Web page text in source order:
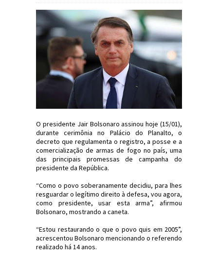
O presidente Jair Bolsonaro assinou hoje (15/01),
durante cerimônia no Palácio do Planalto, o
decreto que regulamenta o registro, a posse e a
comercialização de armas de fogo no país, uma
das principais promessas de campanha do
presidente da República.
“Como o povo soberanamente decidiu, para lhes
resguardar o legítimo direito à defesa, vou agora,
como presidente, usar esta arma”, afirmou
Bolsonaro, mostrando a caneta.
“Estou restaurando o que o povo quis em 2005”,
acrescentou Bolsonaro mencionando o referendo
realizado há 14 anos.